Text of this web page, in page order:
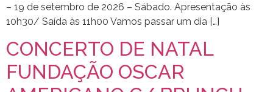
– 19 de setembro de 2026 – Sábado. Apresentação às
10h30/ Saída às 11h00 Vamos passar um dia […]
CONCERTO DE NATAL
FUNDAÇÃO OSCAR